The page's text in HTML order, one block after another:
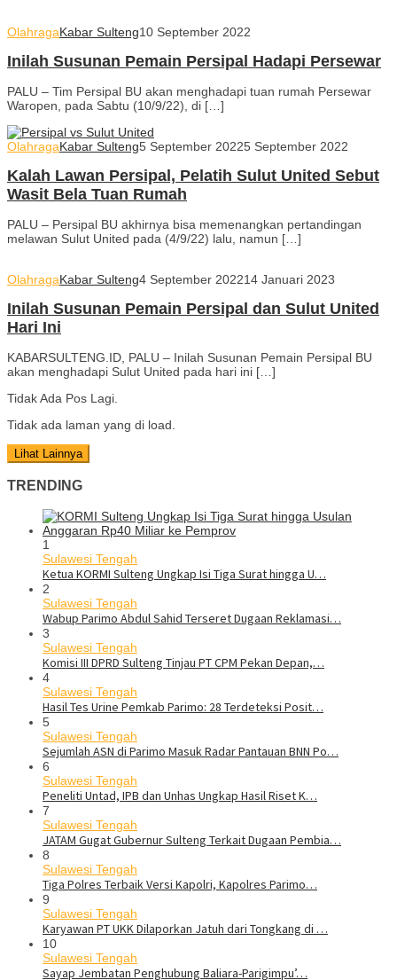
OlahragaKabar Sulteng10 September 2022
Inilah Susunan Pemain Persipal Hadapi Persewar
PALU – Tim Persipal BU akan menghadapi tuan rumah Persewar
Waropen, pada Sabtu (10/9/22), di […]
OlahragaKabar Sulteng5 September 20225 September 2022
Kalah Lawan Persipal, Pelatih Sulut United Sebut
Wasit Bela Tuan Rumah
PALU – Persipal BU akhirnya bisa memenangkan pertandingan
melawan Sulut United pada (4/9/22) lalu, namun […]
OlahragaKabar Sulteng4 September 202214 Januari 2023
Inilah Susunan Pemain Persipal dan Sulut United
Hari Ini
KABARSULTENG.ID, PALU – Inilah Susunan Pemain Persipal BU
akan menghadapi Sulut United pada hari ini […]
Tidak Ada Pos Lagi.
Tidak ada laman yang di load.
Lihat Lainnya
TRENDING
1
Sulawesi Tengah
Ketua KORMI Sulteng Ungkap Isi Tiga Surat hingga U…
2
Sulawesi Tengah
Wabup Parimo Abdul Sahid Terseret Dugaan Reklamasi…
3
Sulawesi Tengah
Komisi III DPRD Sulteng Tinjau PT CPM Pekan Depan,…
4
Sulawesi Tengah
Hasil Tes Urine Pemkab Parimo: 28 Terdeteksi Posit…
5
Sulawesi Tengah
Sejumlah ASN di Parimo Masuk Radar Pantauan BNN Po…
6
Sulawesi Tengah
Peneliti Untad, IPB dan Unhas Ungkap Hasil Riset K…
7
Sulawesi Tengah
JATAM Gugat Gubernur Sulteng Terkait Dugaan Pembia…
8
Sulawesi Tengah
Tiga Polres Terbaik Versi Kapolri, Kapolres Parimo…
9
Sulawesi Tengah
Karyawan PT UKK Dilaporkan Jatuh dari Tongkang di …
10
Sulawesi Tengah
Sayap Jembatan Penghubung Baliara-Parigimpu’…